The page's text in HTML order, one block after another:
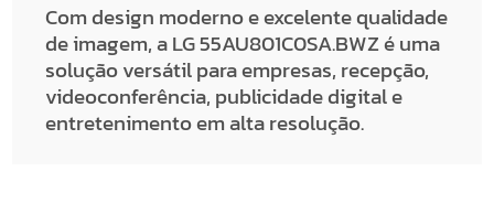
Com design moderno e excelente qualidade
de imagem, a LG 55AU801C0SA.BWZ é uma
solução versátil para empresas, recepção,
videoconferência, publicidade digital e
entretenimento em alta resolução.